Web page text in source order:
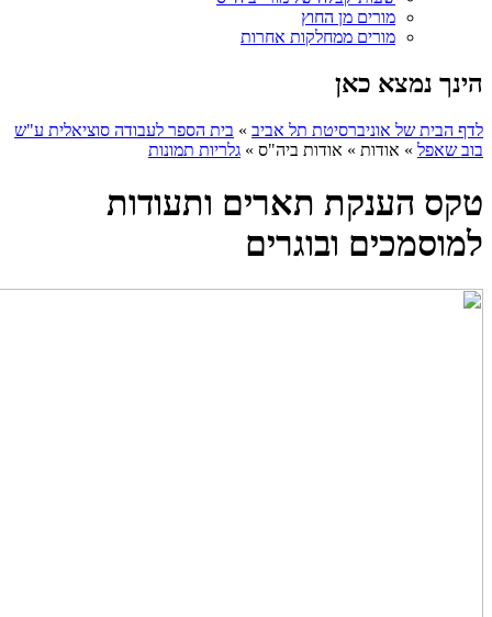
מורים מן החוץ
מורים ממחלקות אחרות
הינך נמצא כאן
לדף הבית של אוניברסיטת תל אביב » בית הספר לעבודה סוציאלית ע"ש
בוב שאפל » אודות » אודות ביה"ס » גלריות תמונות
טקס הענקת תארים ותעודות
למוסמכים ובוגרים